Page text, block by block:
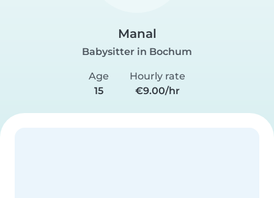
Manal
Babysitter in Bochum
Age
15
Hourly rate
€9.00/hr